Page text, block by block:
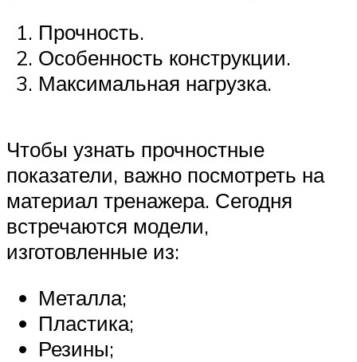
Прочность.
Особенность конструкции.
Максимальная нагрузка.
Чтобы узнать прочностные
показатели, важно посмотреть на
материал тренажера. Сегодня
встречаются модели,
изготовленные из:
Металла;
Пластика;
Резины;